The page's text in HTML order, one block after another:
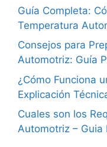
Guía Completa:
Temperatura
Consejos para
Automotriz: Guía
¿Cómo Funciona
Explicación
Cuales son los
Automotriz – Guia